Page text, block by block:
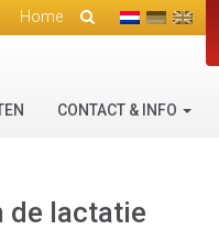
Home
CONTACT & INFO
de lactatie